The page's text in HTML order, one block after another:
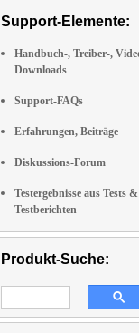
Support-Elemente:
Handbuch-, Treiber-,
Downloads
Support-FAQs
Erfahrungen, Beiträge
Diskussions-Forum
Testergebnisse aus Tests &
Testberichten
Produkt-Suche: